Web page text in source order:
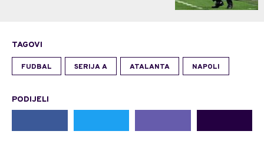
TAGOVI
FUDBAL SERIJA A ATALANTA NAPOLI
PODIJELI